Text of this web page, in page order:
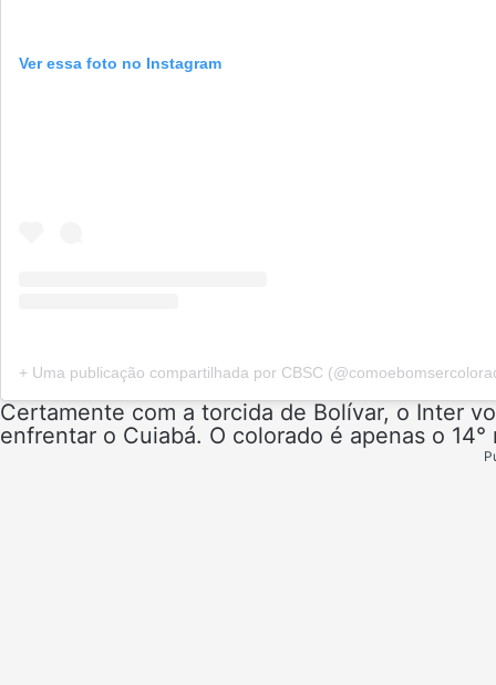
Ver essa foto no Instagram
+ Uma publicação compartilhada por CBSC
Certamente com a torcida de Bolívar, o Inter
enfrentar o Cuiabá. O colorado é apenas o